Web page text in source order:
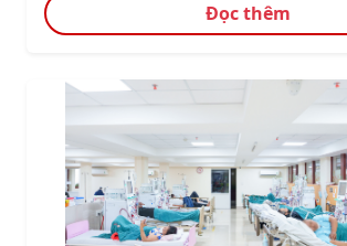
Đọc thêm